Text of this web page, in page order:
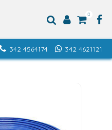
0
342 4621121
342 4564174